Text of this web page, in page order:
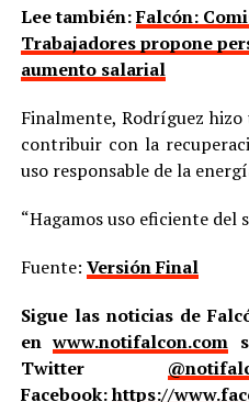
Lee también:Falcón:
Trabajadores propone
aumento salarial
Finalmente, Rodríguez
contribuir con la
uso responsable de la
“Hagamos uso eficiente del
Fuente: Versión Final
Sigue las noticias de
enwww.notifalcon.com
Twitter
Facebook:https://